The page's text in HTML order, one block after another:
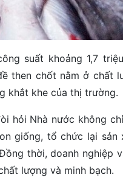
suất khoảng 1,7
then chốt nằm ở chất
khắt khe của thị trường.
hỏi Nhà nước không
giống, tổ chức lại sản
thời, doanh nghiệp
lượng và minh bạch.